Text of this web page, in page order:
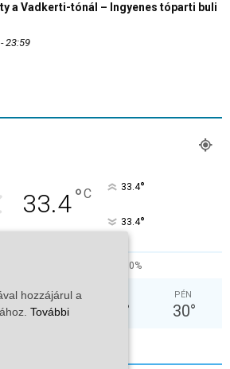
a Vadkerti-tónál – Ingyenes tóparti buli
23:59
33.4°C 33.4°
33.4°
0%
SZE
31° °
PÉN
30°
hozzájárul a
További